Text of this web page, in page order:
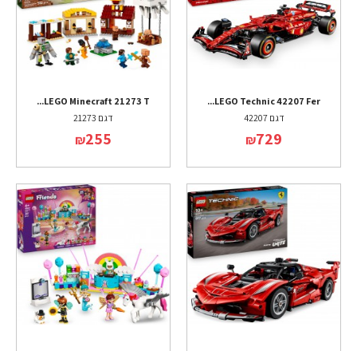
LEGO Technic 42207 Fer...
דגם 42207
₪729
LEGO Minecraft 21273 T...
דגם 21273
₪255